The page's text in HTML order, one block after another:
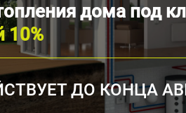
дома под
10%
ДО КОНЦА